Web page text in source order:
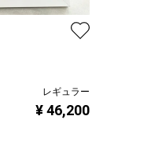
レギュラー
¥ 46,200